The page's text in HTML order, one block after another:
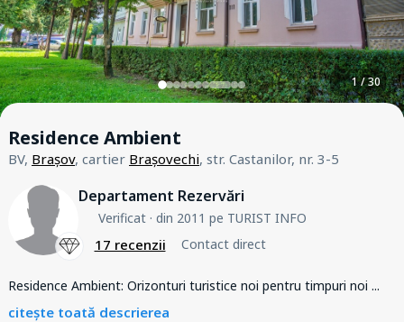
1 / 30
Residence Ambient
BV, Brașov, cartier Brașovechi, str. Castanilor, nr. 3-5
Departament Rezervări
Verificat· din 2011 pe TURIST INFO
17 recenzii Contact direct
Residence Ambient: Orizonturi turistice noi pentru timpuri noi ...
citește toată descrierea